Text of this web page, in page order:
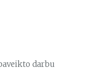
darbu